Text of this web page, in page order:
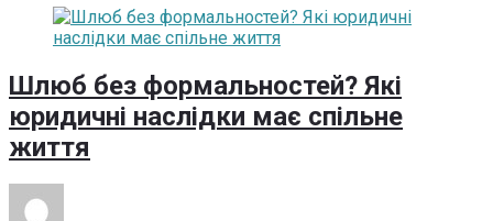
Шлюб без формальностей? Які
юридичні наслідки має спільне
життя